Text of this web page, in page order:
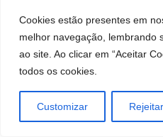
Cookies estão presentes em
melhor navegação, lembrando
ao site. Ao clicar em “Aceitar
todos os cookies.
Customizar Rejeitar